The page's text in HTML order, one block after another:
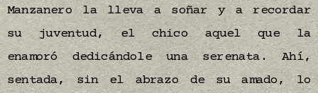
Manzanero la lleva a soñar y a recordar
su juventud, el chico aquel que la
enamoró dedicándole una serenata. Ahí,
sentada, sin el abrazo de su amado, lo